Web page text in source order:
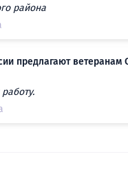
района
предлагают